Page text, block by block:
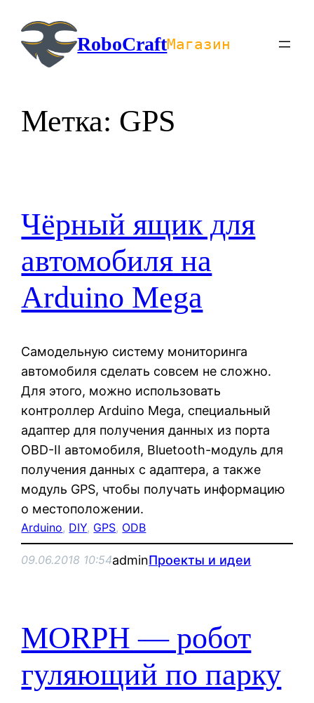
содержимомуRoboCraftМагазин
Метка: GPS
Чёрный ящик для
автомобиля на
Arduino Mega
Самодельную систему мониторинга
автомобиля сделать совсем не сложно.
Для этого, можно использовать
контроллер Arduino Mega, специальный
адаптер для получения данных из порта
OBD-II автомобиля, Bluetooth-модуль для
получения данных с адаптера, а также
модуль GPS, чтобы получать информацию
о местоположении.
Arduino, DIY, GPS, ODB
09.06.2018 10:54adminПроекты и идеи
MORPH — робот
гуляющий по парку